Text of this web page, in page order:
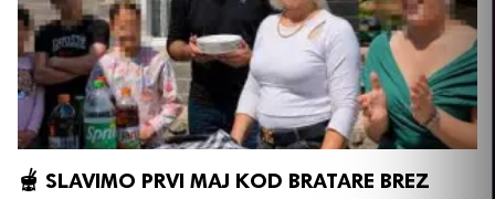
🫕 SLAVIMO PRVI MAJ KOD BRATARE BREZ